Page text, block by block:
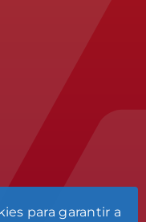
para garantir a